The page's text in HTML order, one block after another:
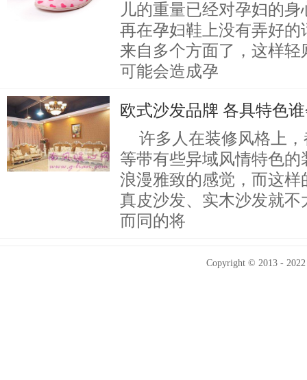
儿的重量已经对孕妇的
再在孕妇鞋上没有弄好
来自多个方面了，这样
可能会造成孕
欧式沙发品牌 各具特色
许多人在装修风格上
等带有些异域风情特色
浪漫雅致的感觉，而这
真皮沙发、实木沙发就
而同的将
Copyright © 2013 -